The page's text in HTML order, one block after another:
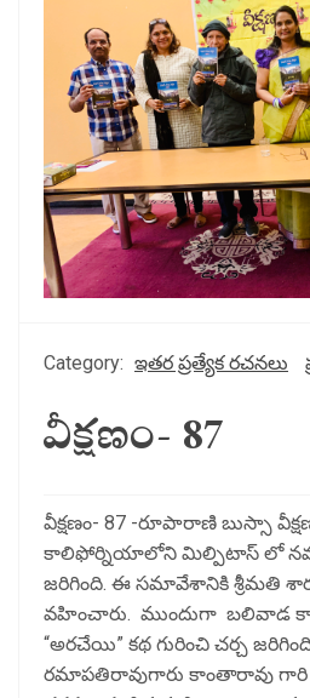
Category: ఇతర ప్రత్యేక రచనలు
వీక్షణం- 87
వీక్షణం- 87 -రూపారాణి బుస్సా
కాలిఫోర్నియాలోని మిల్పిటాస్ లో
జరిగింది. ఈ సమావేశానికి శ్రీమతి
వహించారు. ముందుగా బలివాడ
“అరచేయి” కథ గురించి చర్చ
రమాపతిరావుగారు కాంతారావు గారి